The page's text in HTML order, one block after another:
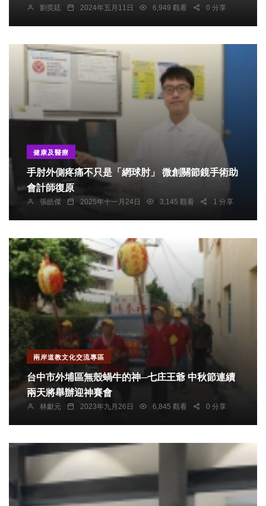
劉奕廷 2024年五月11日 6,949 觀看 0 分享
健康及醫療
手肘外側疼痛不只是「網球肘」 微創關節鏡手術助
會計師復原
張皓傑 2025年十一月24日 3,145 觀看 1 分享
兩岸道教文化交流專區
台中市外埔區無殼蝸牛的神─七庄王爺 中秋節連續
兩天將舉辦迎神賽會
林獻元 2023年九月26日 6,845 觀看 0 分享